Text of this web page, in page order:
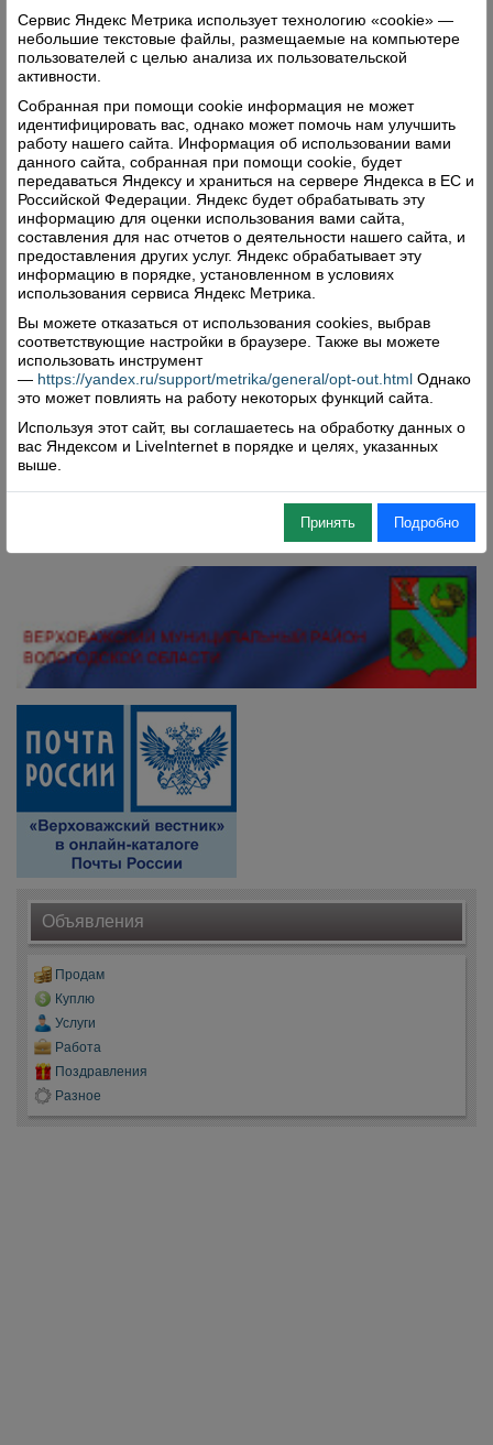
Объявления
Продам
Куплю
Услуги
Работа
Поздравления
Разное
Сервис Яндекс Метрика использует технологию «cookie» —
небольшие текстовые файлы, размещаемые на компьютере
пользователей с целью анализа их пользовательской
активности.
Собранная при помощи cookie информация не может
идентифицировать вас, однако может помочь нам улучшить
работу нашего сайта. Информация об использовании вами
данного сайта, собранная при помощи cookie, будет
передаваться Яндексу и храниться на сервере Яндекса в ЕС и
Российской Федерации. Яндекс будет обрабатывать эту
информацию для оценки использования вами сайта,
составления для нас отчетов о деятельности нашего сайта, и
предоставления других услуг. Яндекс обрабатывает эту
информацию в порядке, установленном в условиях
использования сервиса Яндекс Метрика.
Вы можете отказаться от использования cookies, выбрав
соответствующие настройки в браузере. Также вы можете
использовать инструмент
— https://yandex.ru/support/metrika/general/opt-out.html Однако
это может повлиять на работу некоторых функций сайта.
Используя этот сайт, вы соглашаетесь на обработку данных о
вас Яндексом и LiveInternet в порядке и целях, указанных
выше.
Принять Подробно